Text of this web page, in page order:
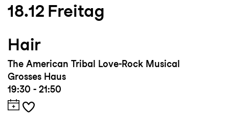
18.12 Freitag
Hair
The American Tribal Love-Rock Musical
Grosses Haus
19:30 - 21:50